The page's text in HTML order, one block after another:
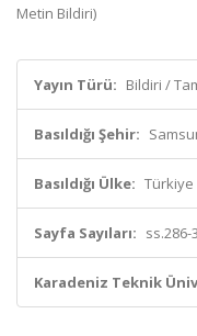
Metin Bildiri)
Yayın Türü: Bildiri /
Basıldığı Şehir:
Basıldığı Ülke: Türkiye
Sayfa Sayıları: ss.286-
Karadeniz Teknik